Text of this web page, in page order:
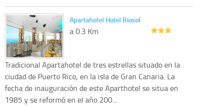
Apartahotel Hotel Riosol
a 0.3 Km
Tradicional Apartahotel de tres estrellas situado en la
ciudad de Puerto Rico, en la isla de Gran Canaria. La
fecha de inauguración de este Aparthotel se situa en
1985 y se reformó en el año 200...